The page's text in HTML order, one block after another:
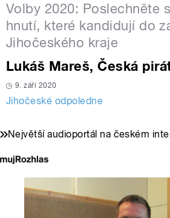
Volby 2020: Poslechněte
hnutí, které kandidují do
Jihočeského kraje
Lukáš Mareš, Česká
9. září 2020
Jihočeské odpoledne
Největší audioportál na českém